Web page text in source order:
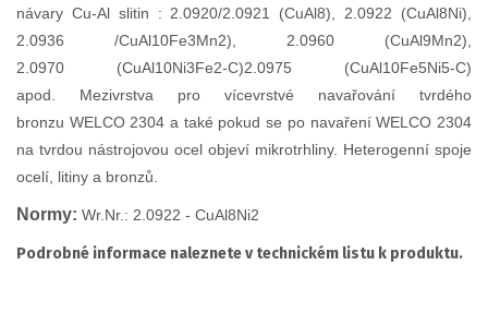
návary Cu-Al slitin : 2.0920/2.0921 (CuAl8), 2.0922 (CuAl8Ni),
2.0936 /CuAl10Fe3Mn2), 2.0960 (CuAl9Mn2),
2.0970 (CuAl10Ni3Fe2-C)2.0975 (CuAl10Fe5Ni5-C)
apod. Mezivrstva pro vícevrstvé navařování tvrdého
bronzu WELCO 2304 a také pokud se po navaření WELCO 2304
na tvrdou nástrojovou ocel objeví mikrotrhliny. Heterogenní spoje
ocelí, litiny a bronzů.
Normy: Wr.Nr.: 2.0922 - CuAl8Ni2
Podrobné informace naleznete v technickém listu k produktu.